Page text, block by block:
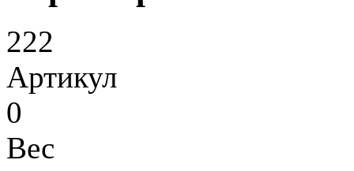
222
Артикул
0
Вес